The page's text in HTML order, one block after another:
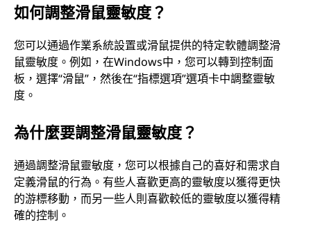
如何調整滑鼠靈敏度？
您可以通過作業系統設置或滑鼠提供的特定軟體調整滑
鼠靈敏度。例如，在Windows中，您可以轉到控制面
板，選擇“滑鼠”，然後在“指標選項”選項卡中調整靈敏
度。
為什麼要調整滑鼠靈敏度？
通過調整滑鼠靈敏度，您可以根據自己的喜好和需求自
定義滑鼠的行為。有些人喜歡更高的靈敏度以獲得更快
的游標移動，而另一些人則喜歡較低的靈敏度以獲得精
確的控制。